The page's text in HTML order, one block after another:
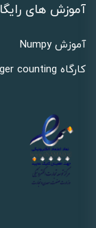
آموزش های
آموزش Numpy
کارگاه finger counting